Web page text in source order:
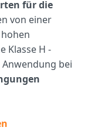
für die
von einer
Klasse H -
bei